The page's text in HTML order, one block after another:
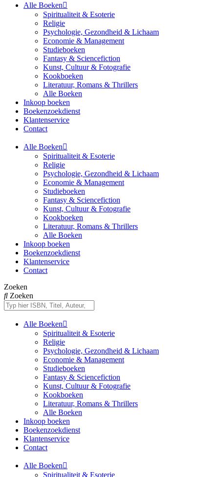
Alle Boeken
Spiritualiteit & Esoterie
Religie
Psychologie, Gezondheid & Lichaam
Economie & Management
Studieboeken
Fantasy & Sciencefiction
Kunst, Cultuur & Fotografie
Kookboeken
Literatuur, Romans & Thrillers
Alle Boeken
Inkoop boeken
Boekenzoekdienst
Klantenservice
Contact
Alle Boeken
Spiritualiteit & Esoterie
Religie
Psychologie, Gezondheid & Lichaam
Economie & Management
Studieboeken
Fantasy & Sciencefiction
Kunst, Cultuur & Fotografie
Kookboeken
Literatuur, Romans & Thrillers
Alle Boeken
Inkoop boeken
Boekenzoekdienst
Klantenservice
Contact
Zoeken
Zoeken
Alle Boeken
Spiritualiteit & Esoterie
Religie
Psychologie, Gezondheid & Lichaam
Economie & Management
Studieboeken
Fantasy & Sciencefiction
Kunst, Cultuur & Fotografie
Kookboeken
Literatuur, Romans & Thrillers
Alle Boeken
Inkoop boeken
Boekenzoekdienst
Klantenservice
Contact
Alle Boeken
Spiritualiteit & Esoterie